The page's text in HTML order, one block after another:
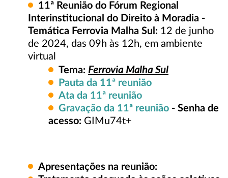
11ª Reunião do Fórum Regional
Interinstitucional do Direito à Moradia -
Temática Ferrovia Malha Sul: 12 de junho
de 2024, das 09h às 12h, em ambiente
virtual
Tema: Ferrovia Malha Sul
Pauta da 11ª reunião
Ata da 11ª reunião
Gravação da 11ª reunião - Senha de
acesso: GIMu74t+
Apresentações na reunião: